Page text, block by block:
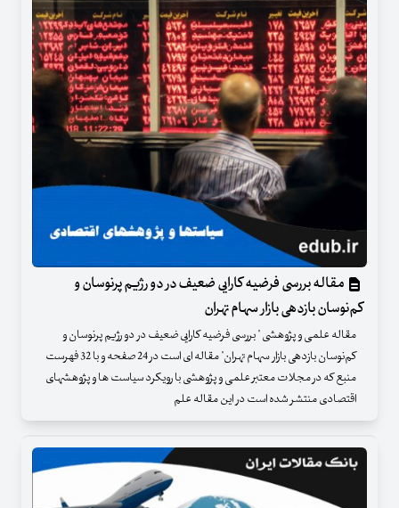
مقاله بررسی فرضیه کارایی ضعیف در دو رژیم پرنوسان و
کم‌نوسان بازدهی بازار سهام تهران
مقاله علمی و پژوهشی " بررسی فرضیه کارایی ضعیف در دو رژیم پرنوسان و
کم‌نوسان بازدهی بازار سهام تهران" مقاله ای است در 24 صفحه و با 32 فهرست
منبع که در مجلات معتبر علمی و پژوهشی با رویکرد سیاست ها و پژوهشهای
اقتصادی منتشر شده است در این مقاله علم